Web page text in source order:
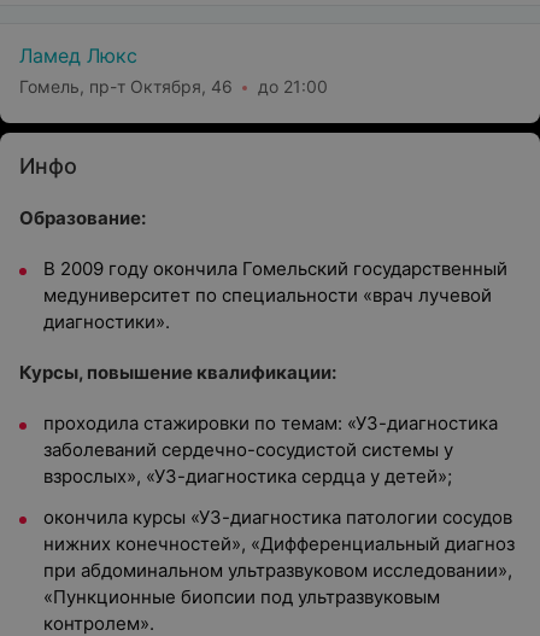
Ламед Люкс
Гомель, пр-т Октября, 46 до 21:00
Инфо
Образование:
В 2009 году окончила Гомельский государственный
медуниверситет по специальности «врач лучевой
диагностики».
Курсы, повышение квалификации:
проходила стажировки по темам: «УЗ-диагностика
заболеваний сердечно-сосудистой системы у
взрослых», «УЗ-диагностика сердца у детей»;
окончила курсы «УЗ-диагностика патологии сосудов
нижних конечностей», «Дифференциальный диагноз
при абдоминальном ультразвуковом исследовании»,
«Пункционные биопсии под ультразвуковым
контролем».